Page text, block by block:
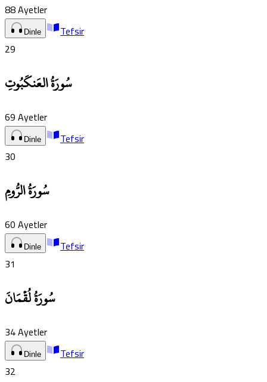
88Ayetler
Dinle
Tefsir
29
سُورَةُ العَنكَبُوتِ
69Ayetler
Dinle
Tefsir
30
سُورَةُ الرُّومِ
60Ayetler
Dinle
Tefsir
31
سُورَةُ لُقۡمَانَ
34Ayetler
Dinle
Tefsir
32